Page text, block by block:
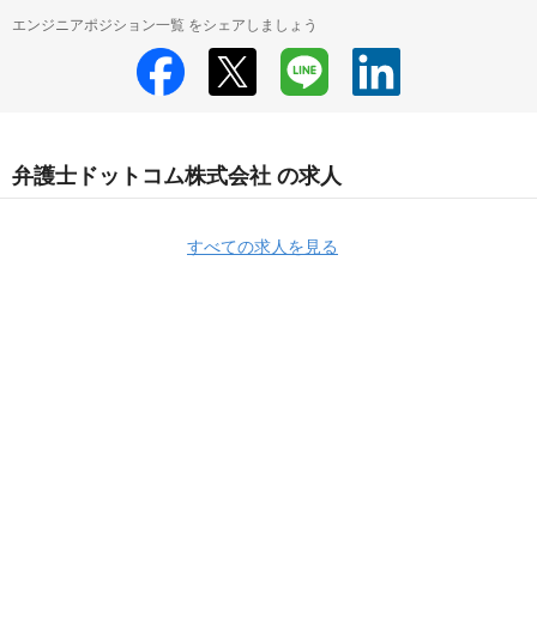
エンジニアポジション一覧 をシェアしましょう
弁護士ドットコム株式会社 の求人
すべての求人を見る